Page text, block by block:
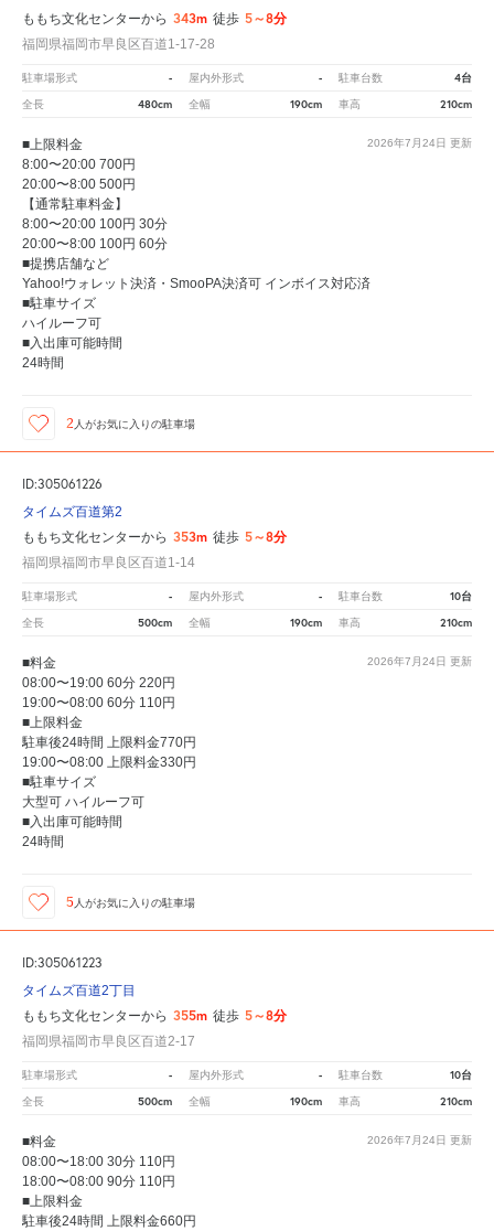
ももち文化センターから 343m 徒歩 5～8分
福岡県福岡市早良区百道1-17-28
駐車場形式 - 屋内外形式 - 駐車台数 4台
全長 480cm 全幅 190cm 車高 210cm
2026年7月24日 更新
■上限料金
8:00〜20:00 700円
20:00〜8:00 500円
【通常駐車料金】
8:00〜20:00 100円 30分
20:00〜8:00 100円 60分
■提携店舗など
Yahoo!ウォレット決済・SmooPA決済可 インボイス対応済
■駐車サイズ
ハイルーフ可
■入出庫可能時間
24時間
2 人がお気に入りの駐車場
ID:305061226
タイムズ百道第2
ももち文化センターから 353m 徒歩 5～8分
福岡県福岡市早良区百道1-14
駐車場形式 - 屋内外形式 - 駐車台数 10台
全長 500cm 全幅 190cm 車高 210cm
2026年7月24日 更新
■料金
08:00〜19:00 60分 220円
19:00〜08:00 60分 110円
■上限料金
駐車後24時間 上限料金770円
19:00〜08:00 上限料金330円
■駐車サイズ
大型可 ハイルーフ可
■入出庫可能時間
24時間
5 人がお気に入りの駐車場
ID:305061223
タイムズ百道2丁目
ももち文化センターから 355m 徒歩 5～8分
福岡県福岡市早良区百道2-17
駐車場形式 - 屋内外形式 - 駐車台数 10台
全長 500cm 全幅 190cm 車高 210cm
2026年7月24日 更新
■料金
08:00〜18:00 30分 110円
18:00〜08:00 90分 110円
■上限料金
駐車後24時間 上限料金660円